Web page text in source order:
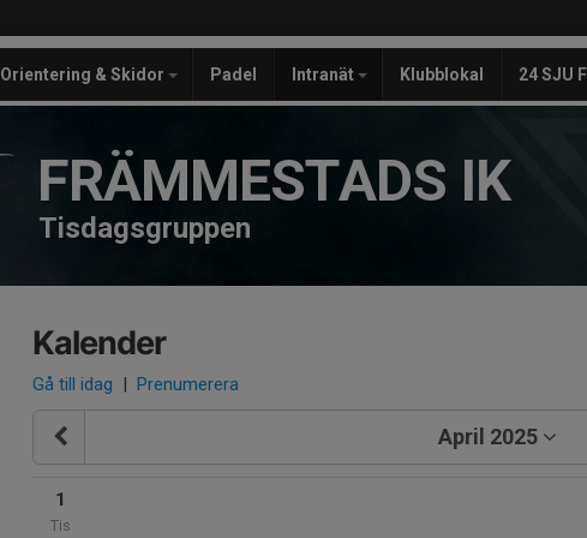
Orientering & Skidor Padel Intranät Klubblokal 24 SJU
FRÄMMESTADS IK
Tisdagsgruppen
Kalender
Gå till idag | Prenumerera
April 2025
1
Tis